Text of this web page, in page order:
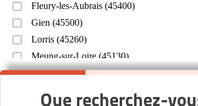
Fleury-les-Aubrais (45400)
Gien (45500)
Lorris (45260)
Meung-sur-Loire (45130)
Montargis (45200)
Que recherchez-